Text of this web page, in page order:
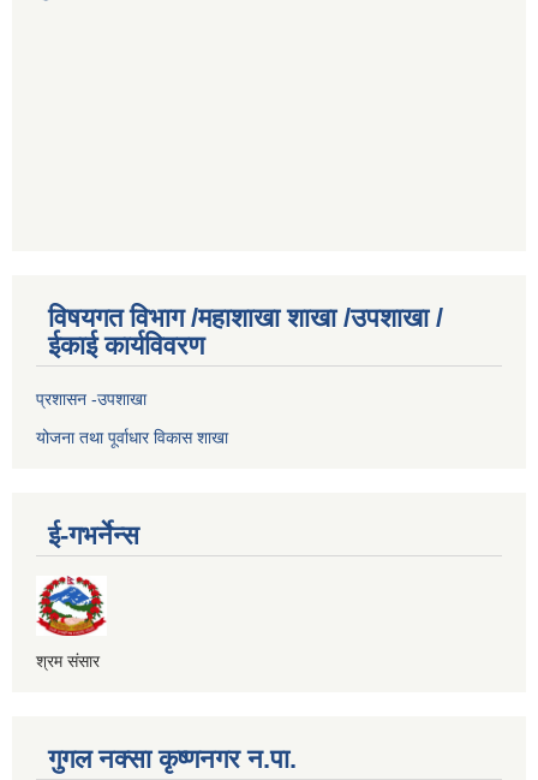
विषयगत विभाग /महाशाखा शाखा /उपशाखा /
ईकाई कार्यविवरण
प्रशासन -उपशाखा
योजना तथा पूर्वाधार विकास शाखा
ई-गभर्नेन्स
श्रम संसार
गुगल नक्सा कृष्णनगर न.पा.